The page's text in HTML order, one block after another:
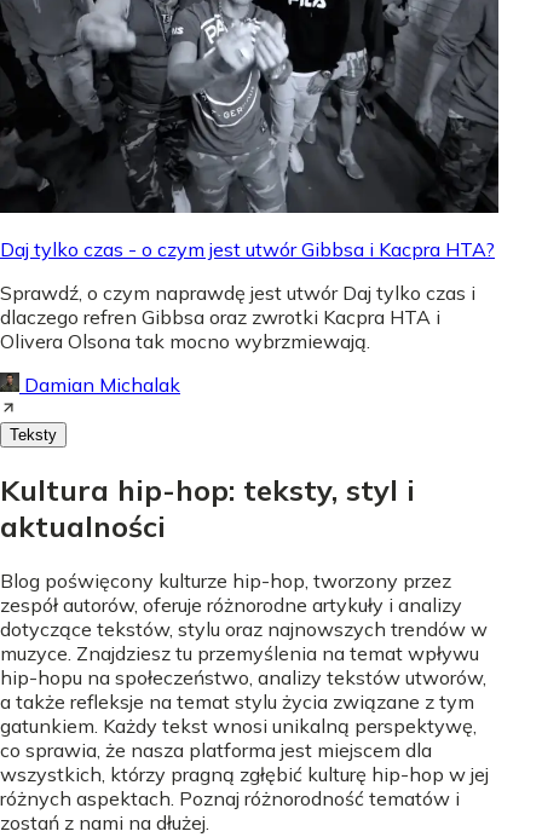
Daj tylko czas - o czym jest utwór Gibbsa i Kacpra HTA?
Sprawdź, o czym naprawdę jest utwór Daj tylko czas i
dlaczego refren Gibbsa oraz zwrotki Kacpra HTA i
Olivera Olsona tak mocno wybrzmiewają.
Damian Michalak
Teksty
Kultura hip-hop: teksty, styl i
aktualności
Blog poświęcony kulturze hip-hop, tworzony przez
zespół autorów, oferuje różnorodne artykuły i analizy
dotyczące tekstów, stylu oraz najnowszych trendów w
muzyce. Znajdziesz tu przemyślenia na temat wpływu
hip-hopu na społeczeństwo, analizy tekstów utworów,
a także refleksje na temat stylu życia związane z tym
gatunkiem. Każdy tekst wnosi unikalną perspektywę,
co sprawia, że nasza platforma jest miejscem dla
wszystkich, którzy pragną zgłębić kulturę hip-hop w jej
różnych aspektach. Poznaj różnorodność tematów i
zostań z nami na dłużej.